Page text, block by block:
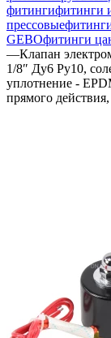
фитингифитинги
прессовые
GEBOфитинги
—Клапан
1/8″ Ду6 Ру10,
уплотнение -
прямого